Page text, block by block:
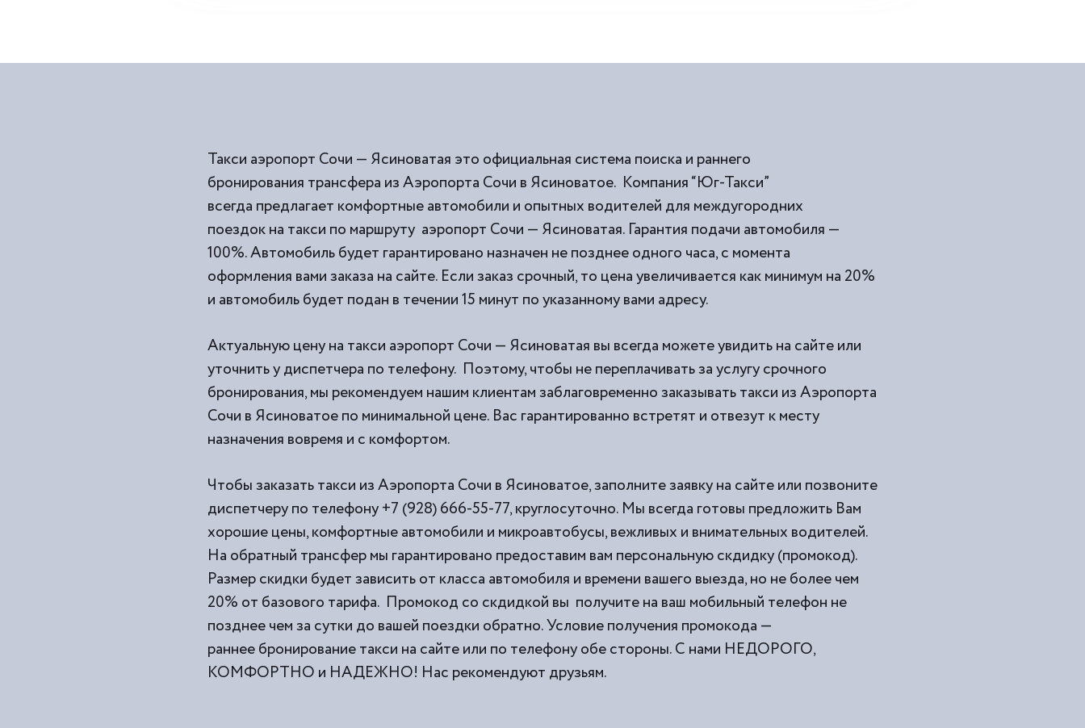
Такси аэропорт Сочи — Ясиноватая это официальная система поиска и раннего
бронирования трансфера из Аэропорта Сочи в Ясиноватое. Компания “Юг-Такси”
всегда предлагает комфортные автомобили и опытных водителей для междугородних
поездок на такси по маршруту аэропорт Сочи — Ясиноватая. Гарантия подачи автомобиля —
100%. Автомобиль будет гарантировано назначен не позднее одного часа, с момента
оформления вами заказа на сайте. Если заказ срочный, то цена увеличивается как минимум на 20%
и автомобиль будет подан в течении 15 минут по указанному вами адресу.
Актуальную цену на такси аэропорт Сочи — Ясиноватая вы всегда можете увидить на сайте или
уточнить у диспетчера по телефону. Поэтому, чтобы не переплачивать за услугу срочного
бронирования, мы рекомендуем нашим клиентам заблаговременно заказывать такси изАэропорта
Сочи в Ясиноватое по минимальной цене. Вас гарантированно встретят и отвезут к месту
назначения вовремя и с комфортом.
Чтобы заказать такси из Аэропорта Сочи в Ясиноватое, заполните заявку на сайте или позвоните
диспетчеру по телефону +7 (928) 666-55-77, круглосуточно. Мы всегда готовы предложить Вам
хорошие цены, комфортные автомобили и микроавтобусы, вежливых и внимательных водителей.
На обратный трансфер мы гарантировано предоставим вам персональную скдидку (промокод).
Размер скидки будет зависить от класса автомобиля и времени вашего выезда, но не более чем
20% от базового тарифа. Промокод со скдидкой вы получите на ваш мобильный телефон не
позднее чем за сутки до вашей поездки обратно. Условие получения промокода —
раннее бронирование такси на сайте или по телефону обе стороны. С нами НЕДОРОГО,
КОМФОРТНО и НАДЕЖНО! Нас рекомендуют друзьям.